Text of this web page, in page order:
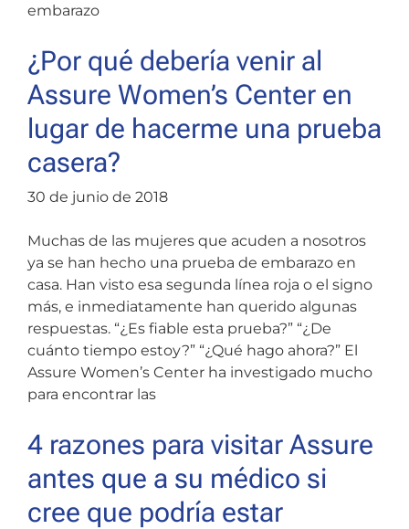
embarazo
¿Por qué debería venir al
Assure Women’s Center en
lugar de hacerme una prueba
casera?
30 de junio de 2018
Muchas de las mujeres que acuden a nosotros
ya se han hecho una prueba de embarazo en
casa. Han visto esa segunda línea roja o el signo
más, e inmediatamente han querido algunas
respuestas. “¿Es fiable esta prueba?” “¿De
cuánto tiempo estoy?” “¿Qué hago ahora?” El
Assure Women’s Center ha investigado mucho
para encontrar las
4 razones para visitar Assure
antes que a su médico si
cree que podría estar